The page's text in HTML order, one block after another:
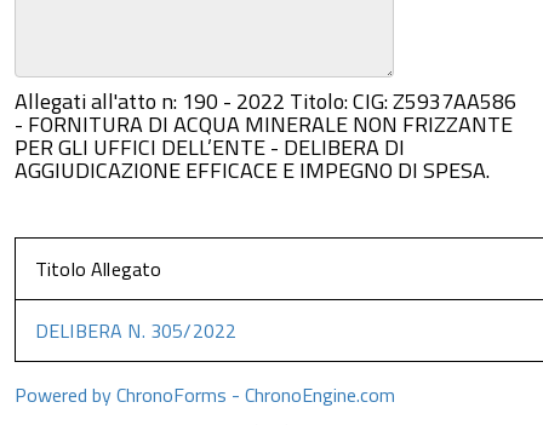
Allegati all'atto n: 190 - 2022 Titolo: CIG: Z5937AA586
- FORNITURA DI ACQUA MINERALE NON FRIZZANTE
PER GLI UFFICI DELL’ENTE - DELIBERA DI
AGGIUDICAZIONE EFFICACE E IMPEGNO DI SPESA.
Titolo Allegato
DELIBERA N. 305/2022
Powered by ChronoForms - ChronoEngine.com